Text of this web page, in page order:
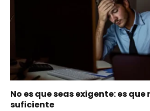
No es que seas exigente: es
suficiente